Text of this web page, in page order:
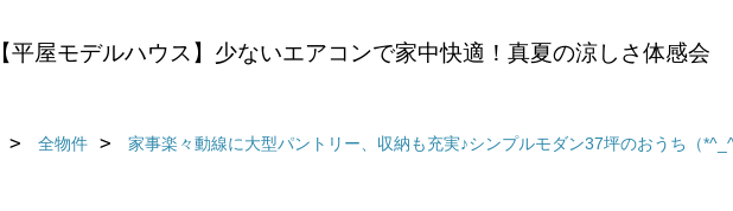
【平屋モデルハウス】少ないエアコンで家中快適！真夏の涼しさ体感会
全物件 家事楽々動線に大型パントリー、収納も充実♪シンプルモダン37坪のおうち（